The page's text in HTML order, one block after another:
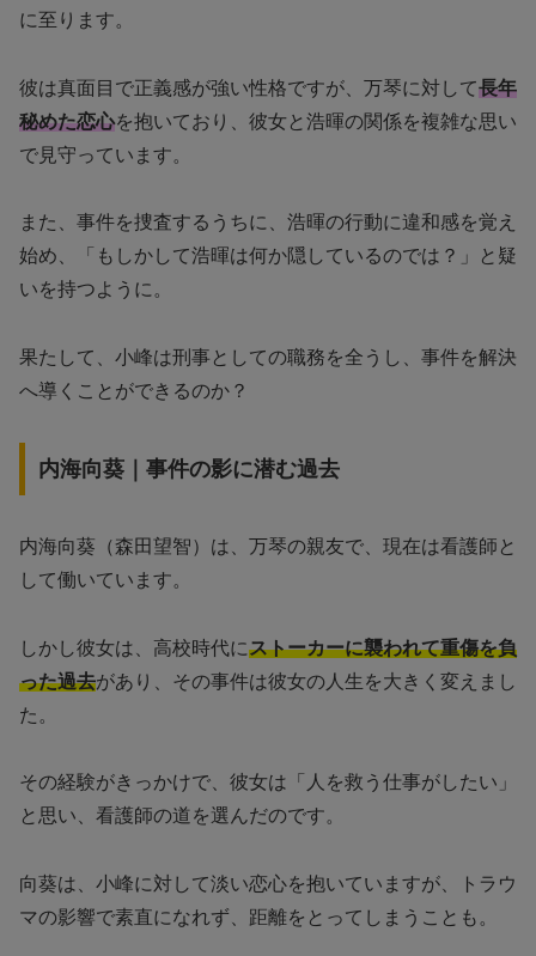
に至ります。
彼は真面目で正義感が強い性格ですが、万琴に対して長年
秘めた恋心を抱いており、彼女と浩暉の関係を複雑な思い
で見守っています。
また、事件を捜査するうちに、浩暉の行動に違和感を覚え
始め、「もしかして浩暉は何か隠しているのでは？」と疑
いを持つように。
果たして、小峰は刑事としての職務を全うし、事件を解決
へ導くことができるのか？
内海向葵｜事件の影に潜む過去
内海向葵（森田望智）は、万琴の親友で、現在は看護師と
して働いています。
しかし彼女は、高校時代にストーカーに襲われて重傷を負
った過去があり、その事件は彼女の人生を大きく変えまし
た。
その経験がきっかけで、彼女は「人を救う仕事がしたい」
と思い、看護師の道を選んだのです。
向葵は、小峰に対して淡い恋心を抱いていますが、トラウ
マの影響で素直になれず、距離をとってしまうことも。